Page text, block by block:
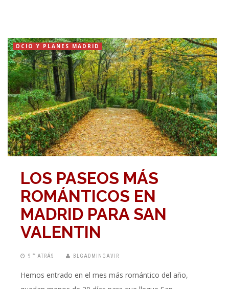
OCIO Y PLANES MADRID
LOS PASEOS MÁS
ROMÁNTICOS EN
MADRID PARA SAN
VALENTIN
9 “” ATRÁS BLGADMINGAVIR
Hemos entrado en el mes más romántico del año,